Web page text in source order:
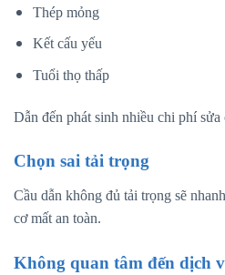
Thép mỏng
Kết cấu yếu
Tuổi thọ thấp
Dẫn đến phát sinh nhiều chi phí sửa
Chọn sai tải trọng
Cầu dẫn không đủ tải trọng sẽ
cơ mất an toàn.
Không quan tâm đến dịch